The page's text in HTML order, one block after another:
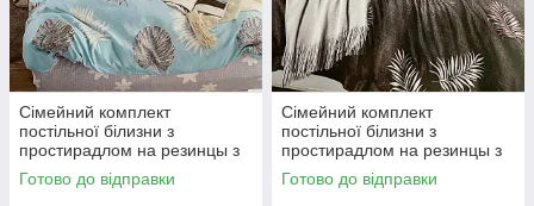
Сімейний комплект
постільної білизни з
простирадлом на резинцы з
фланелі, дві підковдри
Готово до відправки
Сімейний комплект
постільної білизни з
простирадлом на резинцы з
фланелі, дві підковдри
Готово до відправки